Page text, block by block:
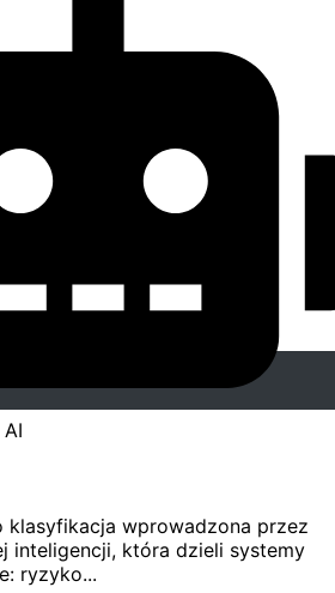
klasyfikacja wprowadzona przez
inteligencji, która dzieli systemy
ryzyko...